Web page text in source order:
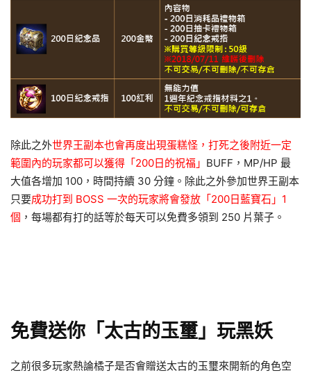
除此之外世界王副本也會再度出現蛋糕怪，打死之後附近一定
範圍內的玩家都可以獲得「200日的祝福」 BUFF，MP/HP 最
大值各增加 100，時間持續 30 分鐘。除此之外參加世界王副本
只要成功打到 BOSS 一次的玩家將會發放「200日藍寶石」1
個 ，每場都有打的話等於每天可以免費多領到 250 片葉子。
免費送你「太古的玉璽」玩黑妖
之前很多玩家熱論橘子是否會贈送太古的玉璽來開新的角色空